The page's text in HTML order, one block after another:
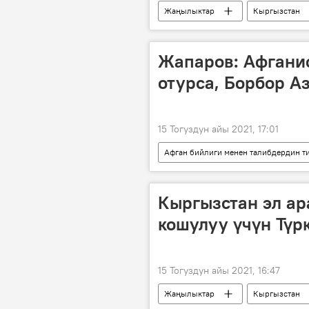
Жаңылыктар Кыргызстан
шайлоо
КМШ
Жапаров:
отурса, Борбор
15 Тогуздун айы 2021, 17:01
Афган бийлиги менен талибдердин
Дүйнөдө
Афганистан
Кыргызстан эл
кошулуу үчүн
15 Тогуздун айы 2021, 16:47
Жаңылыктар Кыргызстан